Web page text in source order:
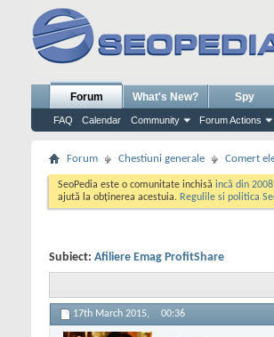
Forum
FAQ Calendar Community Forum Actions
What's New? Spy
Forum Chestiuni generale Comert
SeoPedia este o comunitate inchisă incă din 2008
ajută la obținerea acestuia. Regulile si politica
Subiect: Afiliere Emag ProfitShare
17th March 2015, 00:36